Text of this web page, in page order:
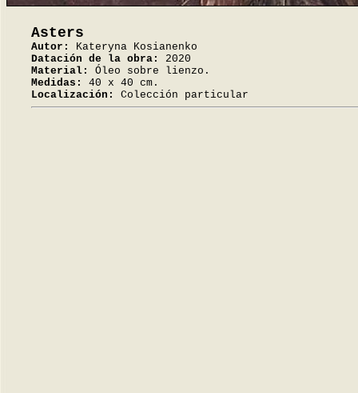
Asters
Autor:
Kateryna Kosianenko
Datación de la obra:
2020
Material:
Óleo sobre lienzo.
Medidas:
40 x 40 cm.
Localización:
Colección particular